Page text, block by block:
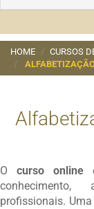
HOME
CURSOS
O curso online
profissionais.